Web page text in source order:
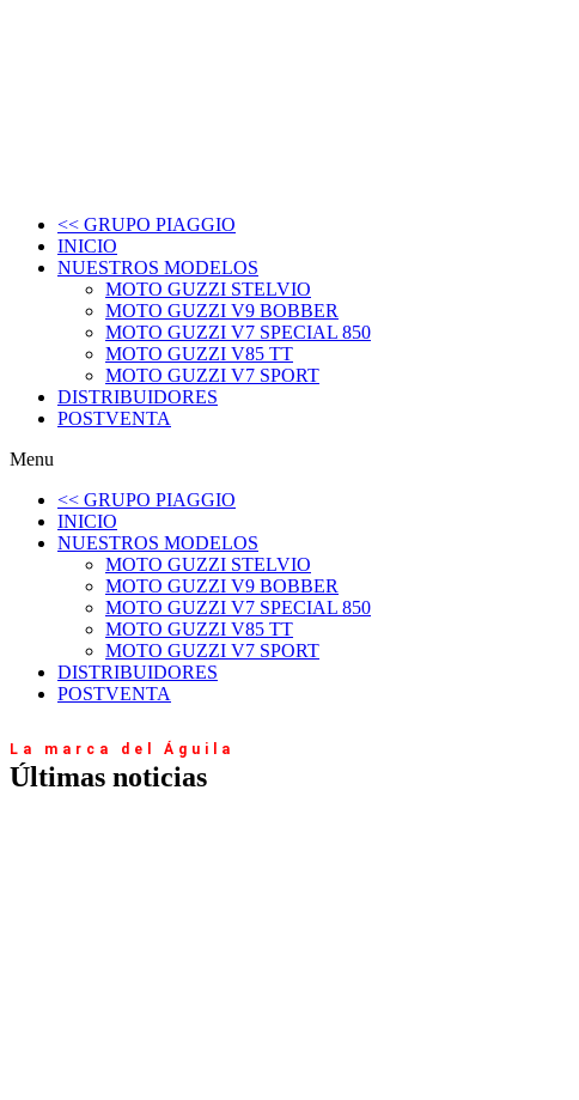
<< GRUPO PIAGGIO
INICIO
NUESTROS MODELOS
MOTO GUZZI STELVIO
MOTO GUZZI V9 BOBBER
MOTO GUZZI V7 SPECIAL 850
MOTO GUZZI V85 TT
MOTO GUZZI V7 SPORT
DISTRIBUIDORES
POSTVENTA
Menu
<< GRUPO PIAGGIO
INICIO
NUESTROS MODELOS
MOTO GUZZI STELVIO
MOTO GUZZI V9 BOBBER
MOTO GUZZI V7 SPECIAL 850
MOTO GUZZI V85 TT
MOTO GUZZI V7 SPORT
DISTRIBUIDORES
POSTVENTA
La marca del Águila
Últimas noticias